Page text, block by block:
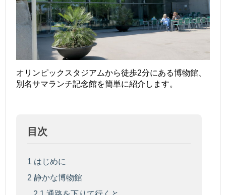
オリンピックスタジアムから徒歩2分にある博物館、
別名サマランチ記念館を簡単に紹介します。
目次
1 はじめに
2 静かな博物館